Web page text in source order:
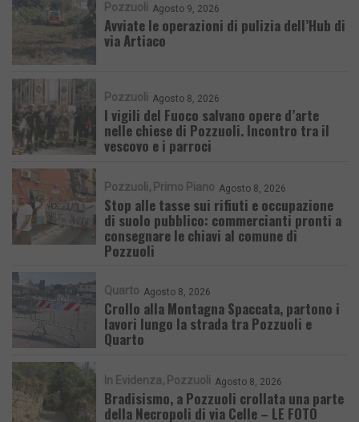
Pozzuoli Agosto 9, 2026
Avviate le operazioni di pulizia dell’Hub di
via Artiaco
Pozzuoli Agosto 8, 2026
I vigili del Fuoco salvano opere d’arte
nelle chiese di Pozzuoli. Incontro tra il
vescovo e i parroci
Pozzuoli Primo Piano Agosto 8, 2026
Stop alle tasse sui rifiuti e occupazione
di suolo pubblico: commercianti pronti a
consegnare le chiavi al comune di
Pozzuoli
Quarto Agosto 8, 2026
Crollo alla Montagna Spaccata, partono i
lavori lungo la strada tra Pozzuoli e
Quarto
In Evidenza Pozzuoli Agosto 8, 2026
Bradisismo, a Pozzuoli crollata una parte
della Necropoli di via Celle – LE FOTO